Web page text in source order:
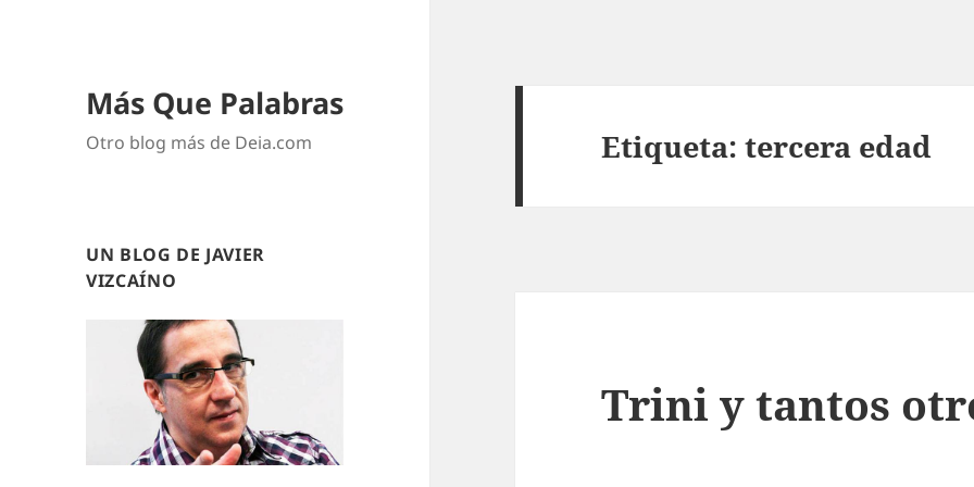
Más Que Palabras
Otro blog más de Deia.com
UN BLOG DE JAVIER
VIZCAÍNO
Etiqueta:tercera edad
Trini y tantos